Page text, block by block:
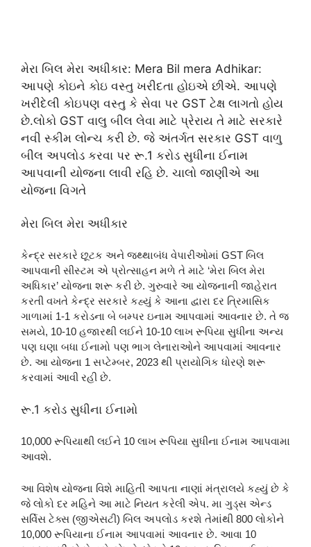
મેરા બિલ મેરા અધીકાર: Mera Bil mera Adhikar:
આપણે કોઇને કોઇ વસ્તુ ખરીદતા હોઇએ છીએ. આપણે
ખરીદેલી કોઇપણ વસ્તુ કે સેવા પર GST ટેક્ષ લાગતો હોય
છે.લોકો GST વાલુ બીલ લેવા માટે પ્રેરાય તે માટે સરકારે
નવી સ્કીમ લોન્ચ કરી છે. જે અંતર્ગત સરકાર GST વાળુ
બીલ અપલોડ કરવા પર રૂ.1 કરોડ સુધીના ઈનામ
આપવાની યોજના લાવી રહિ છે. ચાલો જાણીએ આ
યોજના વિગતે
મેરા બિલ મેરા અધીકાર
કેન્દ્ર સરકારે છૂટક અને જથ્થાબંધ વેપારીઓમાં GST બિલ
આપવાની સીસ્ટમ એ પ્રોત્સાહન મળે તે માટે ‘મેરા બિલ મેરા
અધિકાર’ યોજના શરૂ કરી છે. ગુરુવારે આ યોજનાની જાહેરાત
કરતી વખતે કેન્દ્ર સરકારે કહ્યું કે આના દ્વારા દર ત્રિમાસિક
ગાળામાં 1-1 કરોડના બે બમ્પર ઇનામ આપવામાં આવનાર છે. તે જ
સમયે, 10-10 હજારથી લઈને 10-10 લાખ રૂપિયા સુધીના અન્ય
પણ ઘણા બધા ઈનામો પણ ભાગ લેનારાઓને આપવામાં આવનાર
છે. આ યોજના 1 સપ્ટેમ્બર, 2023 થી પ્રાયોગિક ધોરણે શરૂ
કરવામાં આવી રહી છે.
રૂ.1 કરોડ સુધીના ઈનામો
10,000 રૂપિયાથી લઈને 10 લાખ રૂપિયા સુધીના ઈનામ આપવામા
આવશે.
આ વિશેષ યોજના વિશે માહિતી આપતા નાણાં મંત્રાલયે કહ્યું છે કે
જે લોકો દર મહિને આ માટે નિયત કરેલી એપ. મા ગુડ્સ એન્ડ
સર્વિસ ટેક્સ (જીએસટી) બિલ અપલોડ કરશે તેમાંથી 800 લોકોને
10,000 રૂપિયાના ઈનામ આપવામાં આવનાર છે. આવા 10